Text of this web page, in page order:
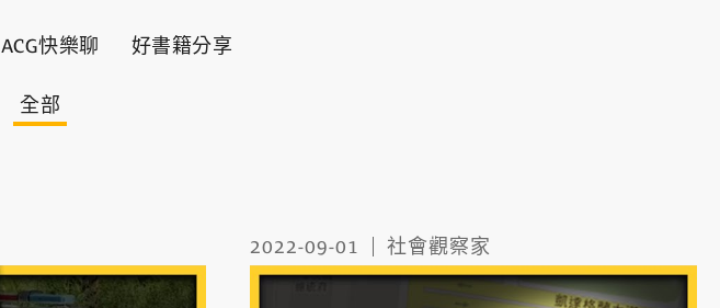
ACG快樂聊 好書籍分享
全部
2022-09-01 社會觀察家